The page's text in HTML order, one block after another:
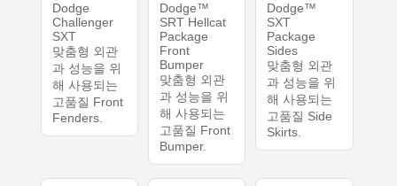
Dodge
Challenger
SXT
맞춤형 외관
과 성능을 위
해 사용되는
고품질 Front
Fenders.
Dodge™
SRT Hellcat
Package
Front
Bumper
맞춤형 외관
과 성능을 위
해 사용되는
고품질 Front
Bumper.
Dodge™
SXT
Package
Sides
맞춤형 외관
과 성능을 위
해 사용되는
고품질 Side
Skirts.